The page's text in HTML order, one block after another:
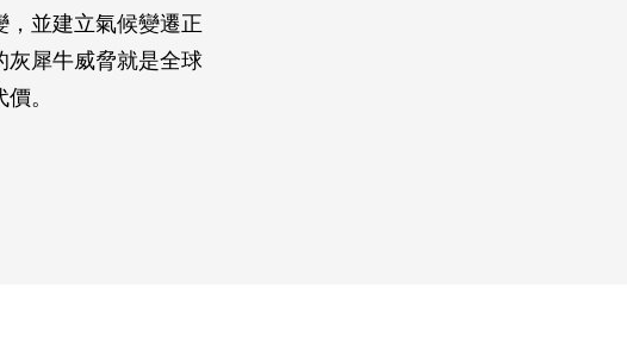
，並建立氣候變遷正
灰犀牛威脅就是全球
。